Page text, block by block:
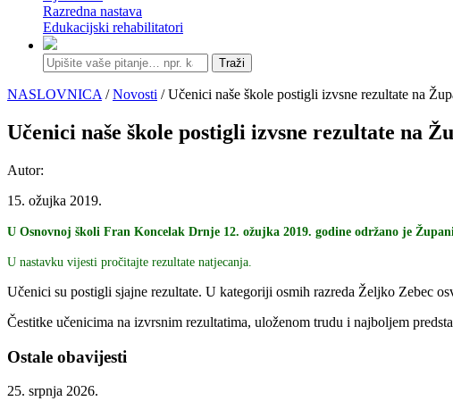
Razredna nastava
Edukacijski rehabilitatori
Traži
NASLOVNICA /Novosti / Učenici naše škole postigli izvsne rezultate na
Učenici naše škole postigli izvsne rezultate na
Autor:
15. ožujka 2019.
U Osnovnoj školi Fran Koncelak Drnje 12. ožujka 2019. godine održano je
U nastavku vijesti pročitajte rezultate natjecanja.
Učenici su postigli sjajne rezultate. U kategoriji osmih razreda Željko Zebec
Čestitke učenicima na izvrsnim rezultatima, uloženom trudu i najboljem
Ostale obavijesti
25. srpnja 2026.